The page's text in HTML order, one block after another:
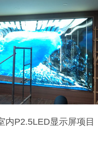
内P2.5LED显示屏项目